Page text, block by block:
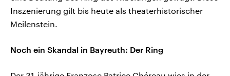
Inszenierung gilt bis heute als theaterhistorischer
Meilenstein.
Noch ein Skandal in Bayreuth: Der Ring